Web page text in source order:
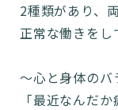
2種類があり、
正常な働きをし
〜心と身体の
「最近なんだ